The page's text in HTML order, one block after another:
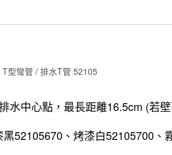
T
/
型彎管 / 排水T管 52105
水中心點，最長距離16.5cm (若
52105670、烤漆白52105700、